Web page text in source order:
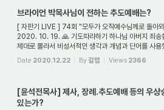
브라이언 박목사님이 전하는 추도예배는?
[ 자판기 LIVE ] 74회 "모두가 오직예수님께로 돌아
2020. 10. 19. 🙏 기도따라하기 하나님 아버지 죄송
제대로 몰라서 비성서적인 생각과 개념과 단어를 사
죄송합니다 ...
Date 2020.12.22 By갈렙 Views 2366
[윤석전목사] 제사, 장례.추도예배 등의 우상
있는가?